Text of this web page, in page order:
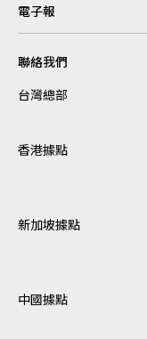
電子報
聯絡我們
台灣總部
香港據點
新加坡據點
中國據點